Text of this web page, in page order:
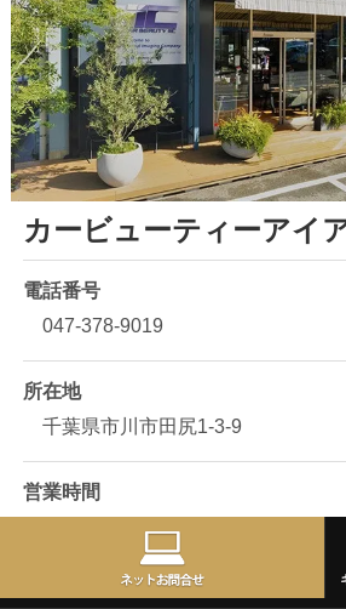
カービューティーアイ
電話番号
047-378-9019
所在地
千葉県市川市田尻1-3-9
営業時間
10:00 ～ 18:30